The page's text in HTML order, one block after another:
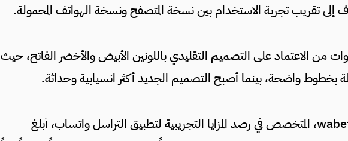
إلى تقريب تجربة الاستخدام بين نسخة المتصفح ونسخة الهواتف المحمولة.
من الاعتماد على التصميم التقليدي باللونين الأبيض والأخضر الفاتح، حيث
بخطوط واضحة، بينما أصبح التصميم الجديد أكثر انسيابية وحداثة.
وبحسب موقع wabetainfo، المتخصص في رصد المزايا التجريبية لتطبيق التراسل واتساب، أبلغ